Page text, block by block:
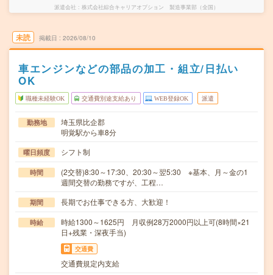
派遣会社 株式会社綜合キャリアオプション 製造事業部（全国）
未読 掲載日 2026/08/10
車エンジンなどの部品の加工・組立/日払い
OK
職種未経験OK 交通費別途支給あり WEB登録OK 派遣
勤務地
埼玉県比企郡
明覚駅から車8分
曜日頻度 シフト制
時間
(2交替)8:30～17:30、20:30～翌5:30 ※基本、月～金の1
週間交替の勤務ですが、工程…
期間 長期でお仕事できる方、大歓迎！
時給
時給1300～1625円 月収例28万2000円以上可(8時間×21
日+残業・深夜手当)
交通費
交通費規定内支給